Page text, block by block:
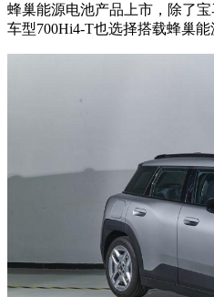
蜂巢能源电池产品上市，除了
车型700Hi4-T也选择搭载蜂巢能